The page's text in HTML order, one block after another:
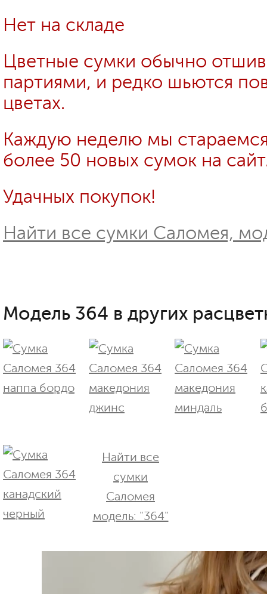
Нет на складе
Цветные сумки обычно
партиями, и редко шьются
цветах.
Каждую неделю мы
более 50 новых сумок на
Удачных покупок!
Найти все сумки Саломея,
Модель 364 в других
Найти все
сумки
Саломея
модель: "364"